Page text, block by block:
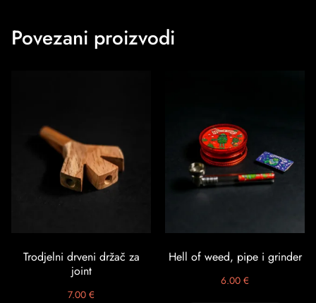
Povezani proizvodi
Trodjelni drveni držač za
joint
7.00 €
Hell of weed, pipe i grinder
6.00 €